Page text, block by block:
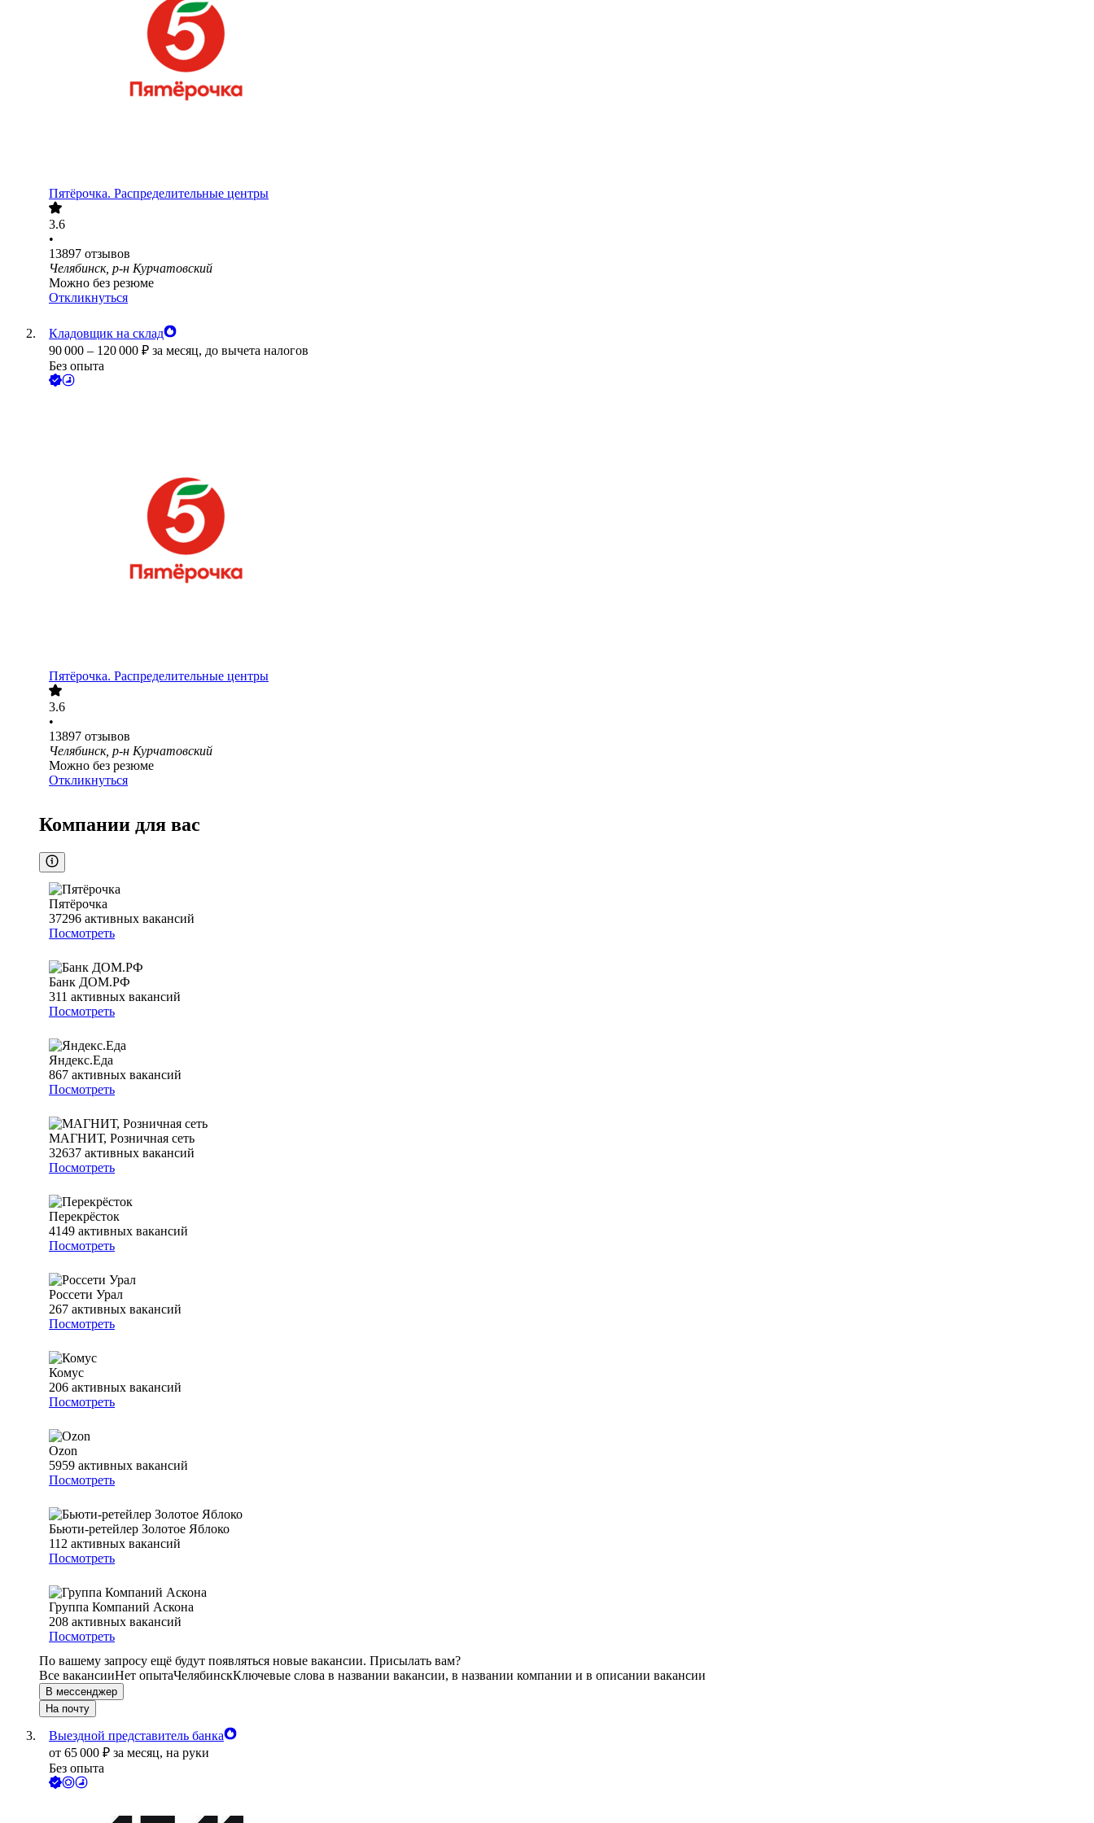
Пятёрочка. Распределительные центры
3.6
•
13897 отзывов
Челябинск, р-н Курчатовский
Можно без резюме
Откликнуться
Кладовщик на склад
90 000 – 120 000 ₽ за месяц, до вычета налогов
Без опыта
Пятёрочка. Распределительные центры
3.6
•
13897 отзывов
Челябинск, р-н Курчатовский
Можно без резюме
Откликнуться
Компании для вас
Пятёрочка
37296 активных вакансий
Посмотреть
Банк ДОМ.РФ
311 активных вакансий
Посмотреть
Яндекс.Еда
867 активных вакансий
Посмотреть
МАГНИТ, Розничная сеть
32637 активных вакансий
Посмотреть
Перекрёсток
4149 активных вакансий
Посмотреть
Россети Урал
267 активных вакансий
Посмотреть
Комус
206 активных вакансий
Посмотреть
Ozon
5959 активных вакансий
Посмотреть
Бьюти-ретейлер Золотое Яблоко
112 активных вакансий
Посмотреть
Группа Компаний Аскона
208 активных вакансий
Посмотреть
По вашему запросу ещё будут появляться новые вакансии. Присылать вам?
Все вакансииНет опытаЧелябинскКлючевые слова в названии вакансии, в названии компании и в описании вакансии
В мессенджер
На почту
Выездной представитель банка
от 65 000 ₽ за месяц, на руки
Без опыта